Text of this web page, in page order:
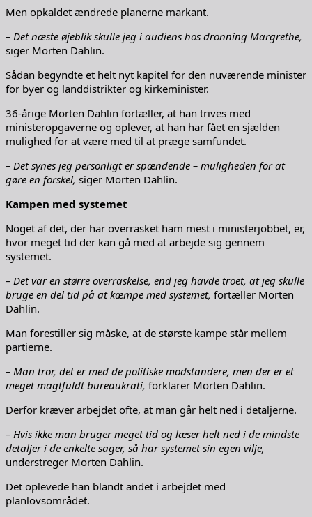
Men opkaldet ændrede planerne markant.
– Det næste øjeblik skulle jeg i audiens hos dronning Margrethe,
siger Morten Dahlin.
Sådan begyndte et helt nyt kapitel for den nuværende minister
for byer og landdistrikter og kirkeminister.
36-årige Morten Dahlin fortæller, at han trives med
ministeropgaverne og oplever, at han har fået en sjælden
mulighed for at være med til at præge samfundet.
– Det synes jeg personligt er spændende – muligheden for at
gøre en forskel, siger Morten Dahlin.
Kampen med systemet
Noget af det, der har overrasket ham mest i ministerjobbet, er,
hvor meget tid der kan gå med at arbejde sig gennem
systemet.
– Det var en større overraskelse, end jeg havde troet, at jeg skulle
bruge en del tid på at kæmpe med systemet, fortæller Morten
Dahlin.
Man forestiller sig måske, at de største kampe står mellem
partierne.
– Man tror, det er med de politiske modstandere, men der er et
meget magtfuldt bureaukrati, forklarer Morten Dahlin.
Derfor kræver arbejdet ofte, at man går helt ned i detaljerne.
– Hvis ikke man bruger meget tid og læser helt ned i de mindste
detaljer i de enkelte sager, så har systemet sin egen vilje,
understreger Morten Dahlin.
Det oplevede han blandt andet i arbejdet med
planlovsområdet.